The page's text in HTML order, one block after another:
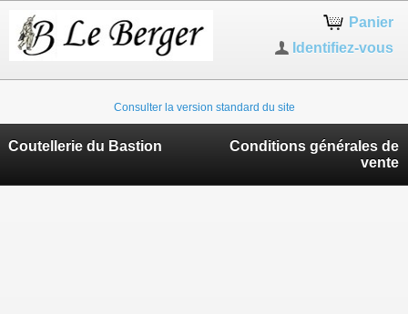
Panier
Identifiez-vous
Consulter la version standard du site
Coutellerie du Bastion
Conditions générales de
vente